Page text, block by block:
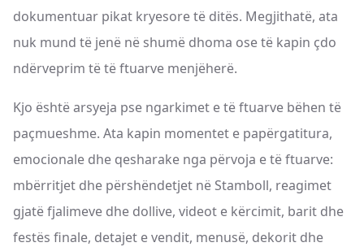
dokumentuar pikat kryesore të ditës. Megjithatë, ata
nuk mund të jenë në shumë dhoma ose të kapin çdo
ndërveprim të të ftuarve menjëherë.
Kjo është arsyeja pse ngarkimet e të ftuarve bëhen të
paçmueshme. Ata kapin momentet e papërgatitura,
emocionale dhe qesharake nga përvoja e të ftuarve:
mbërritjet dhe përshëndetjet në Stamboll, reagimet
gjatë fjalimeve dhe dollive, videot e kërcimit, barit dhe
festës finale, detajet e vendit, menusë, dekorit dhe